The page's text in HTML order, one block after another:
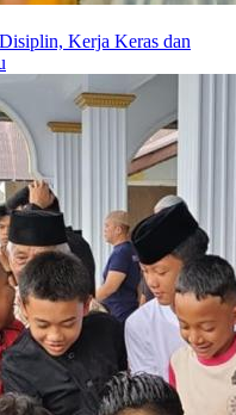
Kerja Keras dan